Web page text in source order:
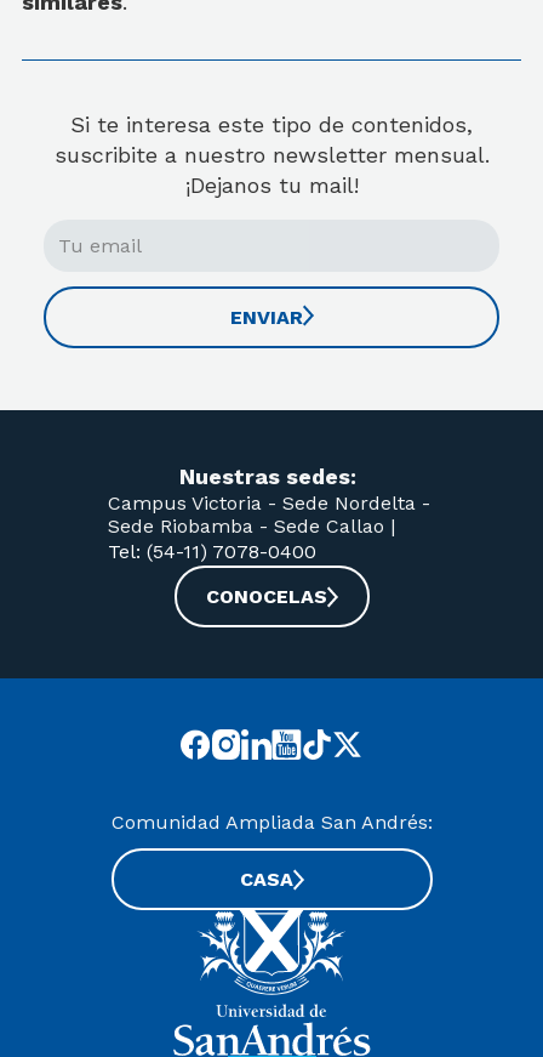
Si te interesa este tipo de contenidos,
suscribite a nuestro newsletter mensual.
¡Dejanos tu mail!
ENVIAR
Nuestras sedes:
Campus Victoria - Sede Nordelta -
Sede Riobamba - Sede Callao |
Tel: (54-11) 7078-0400
CONOCELAS
Comunidad Ampliada San Andrés:
CASA